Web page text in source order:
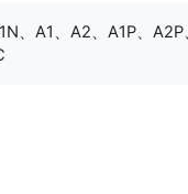
、A1、A2、A1P、A2P